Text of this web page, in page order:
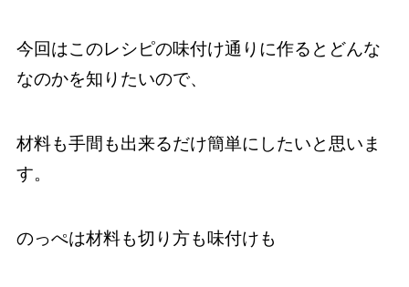
今回はこのレシピの味付け通りに作るとどんな
なのかを知りたいので、
材料も手間も出来るだけ簡単にしたいと思いま
す。
のっぺは材料も切り方も味付けも